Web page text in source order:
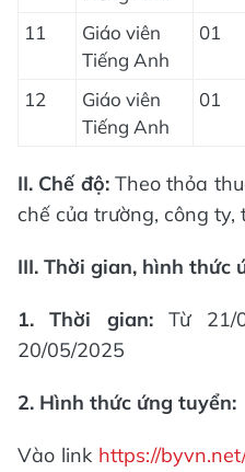
11
Giáo viên
Tiếng Anh
01
12
Giáo viên
Tiếng Anh
01
II. Chế độ:Theo thỏa
chế của trường, công ty,
III. Thời gian, hình thức
1. Thời gian:Từ 21/
20/05/2025
2. Hình thức ứng tuyển:
Vào link https://